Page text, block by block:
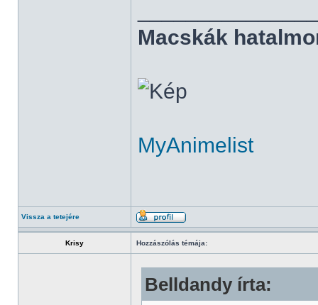
Macskák
MyAnimelist
Vissza a tetejére
Krisy Hozzászólás témája:
Belldandy írta: